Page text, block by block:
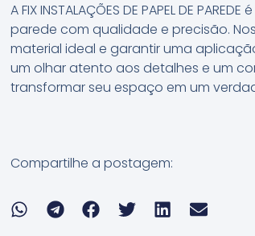
A FIX INSTALAÇÕES DE PAPEL DE
parede com qualidade e precisão.
material ideal e garantir uma
um olhar atento aos detalhes e um
transformar seu espaço em um
Compartilhe a postagem: